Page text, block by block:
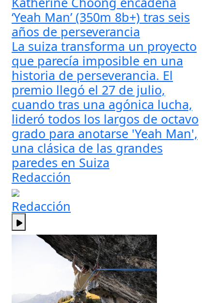
‘Yeah Man’ (350m 8b+) tras seis
años de perseverancia
La suiza transforma un proyecto
que parecía imposible en una
historia de perseverancia. El
premio llegó el 27 de julio,
cuando tras una agónica lucha,
lideró todos los largos de octavo
grado para anotarse 'Yeah Man',
una clásica de las grandes
paredes en Suiza
Redacción
Redacción